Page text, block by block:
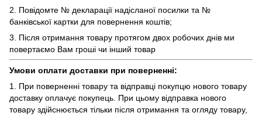
2. Повідомте № декларації надісланої посилки та №
банківської картки для повернення коштів;
3. Після отримання товару протягом двох робочих днів ми
повертаємо Вам гроші чи інший товар
Умови оплати доставки при поверненні:
1. При поверненні товару та відправці покупцю нового товару
доставку оплачує покупець. При цьому відправка нового
товару здійснюється тільки після отримання та огляду товару,